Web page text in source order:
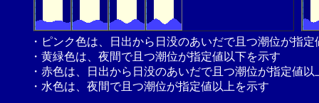
・ピンク色は、日出から日没のあいだで且つ潮位が指
・黄緑色は、夜間で且つ潮位が指定値以下を示す
・赤色は、日出から日没のあいだで且つ潮位が指定値以
・水色は、夜間で且つ潮位が指定値以上を示す